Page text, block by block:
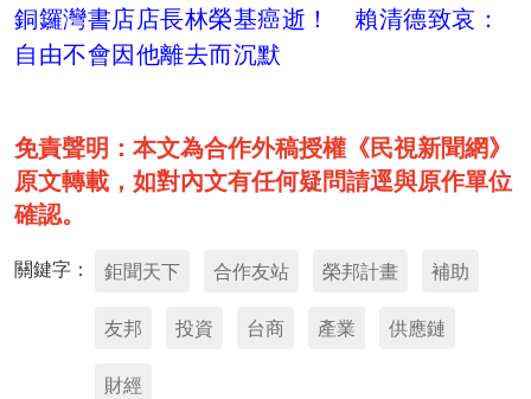
銅鑼灣書店店長林榮基癌逝！ 賴清德致哀：
自由不會因他離去而沉默
免責聲明：本文為合作外稿授權《民視新聞網》
原文轉載，如對內文有任何疑問請逕與原作單位
確認。
關鍵字： 鉅聞天下 合作友站 榮邦計畫 補助
友邦 投資 台商 產業 供應鏈
財經